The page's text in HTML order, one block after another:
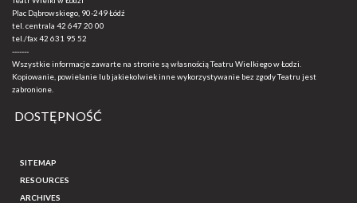
Plac Dąbrowskiego, 90-249 Łódź
tel. centrala 42 647 20 00
tel./fax42 631 95 52
-------
Wszystkie informacje zawarte na stronie są własnością Teatru Wielkiego w Łodzi.
Kopiowanie, powielanie lub jakiekolwiek inne wykorzystywanie bez zgody Teatru jest
zabronione.
DOSTĘPNOŚĆ
SITEMAP
RESOURCES
ARCHIVES